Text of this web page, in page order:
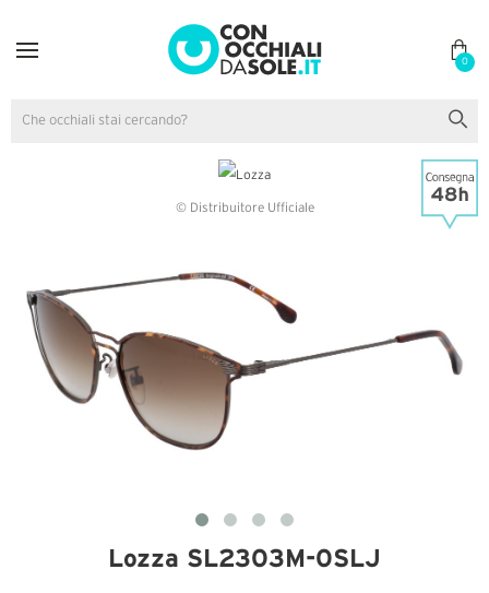
0
© Distribuitore Ufficiale
Lozza SL2303M-0SLJ